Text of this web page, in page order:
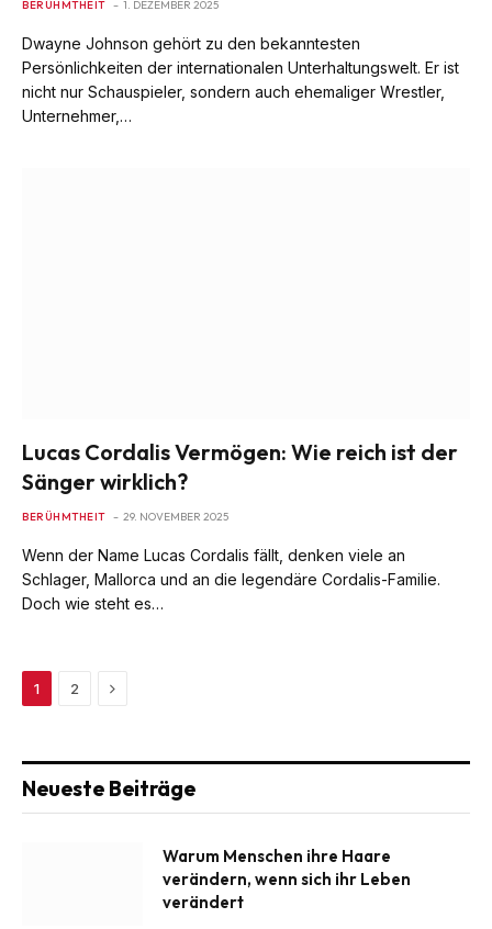
BERÜHMTHEIT 1. DEZEMBER 2025
Dwayne Johnson gehört zu den bekanntesten
Persönlichkeiten der internationalen Unterhaltungswelt. Er ist
nicht nur Schauspieler, sondern auch ehemaliger Wrestler,
Unternehmer,…
Lucas Cordalis Vermögen: Wie reich ist der
Sänger wirklich?
BERÜHMTHEIT 29. NOVEMBER 2025
Wenn der Name Lucas Cordalis fällt, denken viele an
Schlager, Mallorca und an die legendäre Cordalis-Familie.
Doch wie steht es…
1 2 Next
Neueste Beiträge
Warum Menschen ihre Haare
verändern, wenn sich ihr Leben
verändert